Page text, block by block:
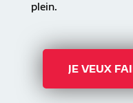
plein.
JE VEUX